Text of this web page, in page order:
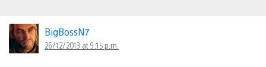
BigBossN7
26/12/2013 at 9:15 p.m.